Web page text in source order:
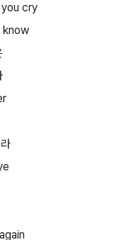
cry
know